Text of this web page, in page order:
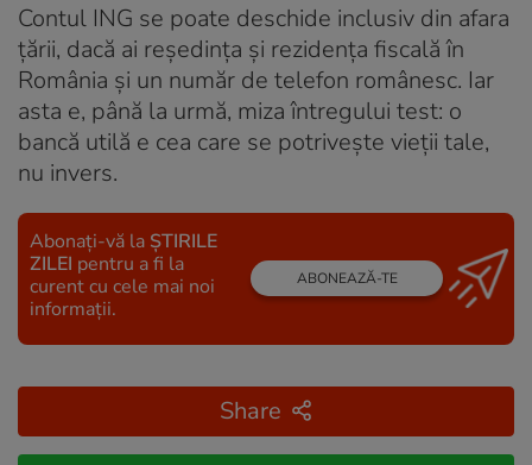
Contul ING se poate deschide inclusiv din afara
țării, dacă ai reședința și rezidența fiscală în
România și un număr de telefon românesc. Iar
asta e, până la urmă, miza întregului test: o
bancă utilă e cea care se potrivește vieții tale,
nu invers.
Abonați-vă la ȘTIRILE
ZILEI pentru a fi la
curent cu cele mai noi
informații.
ABONEAZĂ-TE
Share